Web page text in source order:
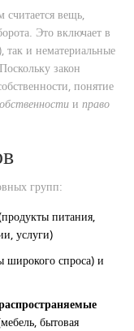
считается вещь,
Это включает в
так и нематериальные
закон
понятие
и право
групп:
питания,
услуги)
широкого спроса) и
бытовая